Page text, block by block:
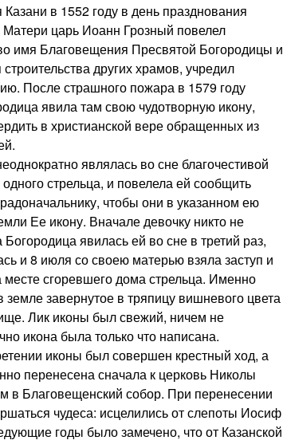
в 1552 году в день празднования
царь Иоанн Грозный повелел
имя Благовещения Пресвятой Богородицы и
других храмов, учредил
После страшного пожара в 1579 году
явила там свою чудотворную икону,
в христианской вере обращенных из
являлась во сне благочестивой
стрельца, и повелела ей сообщить
чтобы они в указанном ею
Ее икону. Вначале девочку никто не
Богородица явилась ей во сне в третий раз,
и 8 июля со своею матерью взяла заступ и
месте сгоревшего дома стрельца. Именно
завернутое в тряпицу вишневого цвета
Лик иконы был свежий, ничем не
икона была только что написана.
иконы был совершен крестный ход, а
перенесена сначала к церковь Николы
в Благовещенский собор. При перенесении
чудеса: исцелились от слепоты Иосиф
годы было замечено, что от Казанской